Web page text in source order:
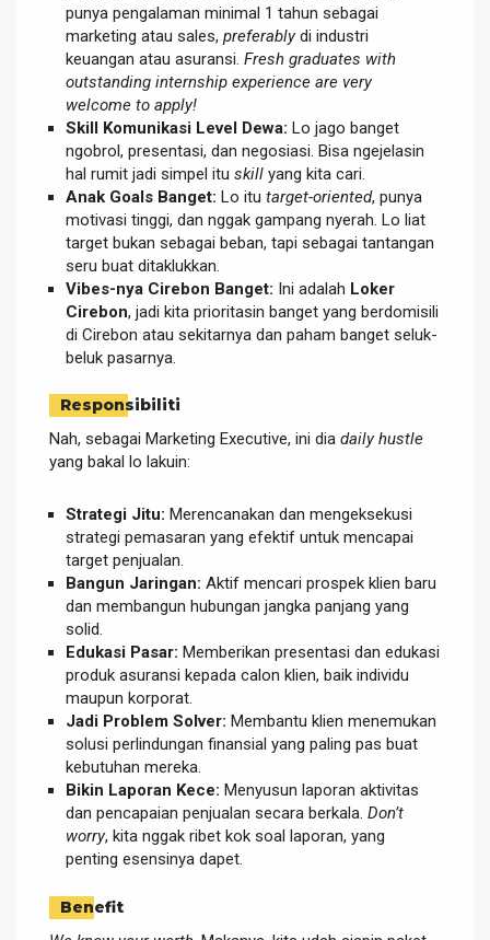
punya pengalaman minimal 1 tahun sebagai
marketing atau sales, preferablydi industri
keuangan atau asuransi. Fresh graduates with
outstanding internship experience are very
welcome to apply!
Skill Komunikasi Level Dewa: Lo jago banget
ngobrol, presentasi, dan negosiasi. Bisa ngejelasin
hal rumit jadi simpel itu skill yang kita cari.
Anak Goals Banget: Lo itu target-oriented, punya
motivasi tinggi, dan nggak gampang nyerah. Lo liat
target bukan sebagai beban, tapi sebagai tantangan
seru buat ditaklukkan.
Vibes-nya Cirebon Banget: Ini adalah Loker
Cirebon, jadi kita prioritasin banget yang berdomisili
di Cirebon atau sekitarnya dan paham banget seluk-
beluk pasarnya.
Responsibiliti
Nah, sebagai Marketing Executive, ini dia daily hustle
yang bakal lo lakuin:
Strategi Jitu: Merencanakan dan mengeksekusi
strategi pemasaran yang efektif untuk mencapai
target penjualan.
Bangun Jaringan: Aktif mencari prospek klien baru
dan membangun hubungan jangka panjang yang
solid.
Edukasi Pasar: Memberikan presentasi dan edukasi
produk asuransi kepada calon klien, baik individu
maupun korporat.
Jadi Problem Solver: Membantu klien menemukan
solusi perlindungan finansial yang paling pas buat
kebutuhan mereka.
Bikin Laporan Kece: Menyusun laporan aktivitas
dan pencapaian penjualan secara berkala. Don’t
worry, kita nggak ribet kok soal laporan, yang
penting esensinya dapet.
Benefit